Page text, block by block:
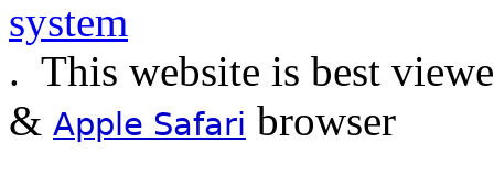
. This website is best
& Apple Safari browser